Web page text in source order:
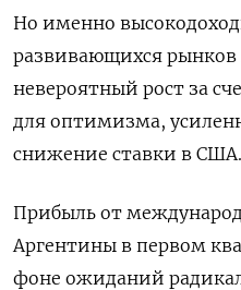
Но именно
развивающихся
невероятный рост за
для оптимизма,
снижение ставки в США.
Прибыль от
Аргентины в первом
фоне ожиданий